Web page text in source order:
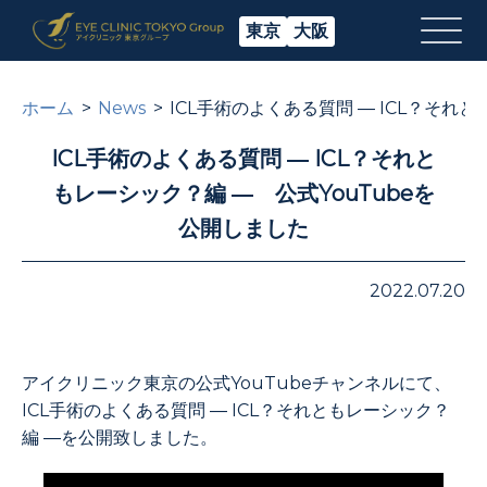
東京 大阪
ホーム News ICL手術のよくある質問 ― ICL？それ
ICL手術のよくある質問 ― ICL？それと
もレーシック？編 ― 公式YouTubeを
公開しました
2022.07.20
アイクリニック東京の公式YouTubeチャンネルにて、
ICL手術のよくある質問 ― ICL？それともレーシック？
編 ―を公開致しました。